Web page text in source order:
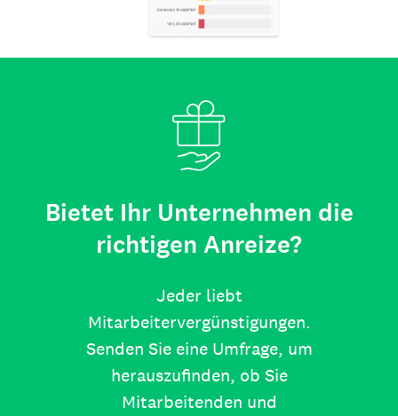
Bietet Ihr Unternehmen die
richtigen Anreize?
Jeder liebt
Mitarbeitervergünstigungen.
Senden Sie eine Umfrage, um
herauszufinden, ob Sie
Mitarbeitenden und